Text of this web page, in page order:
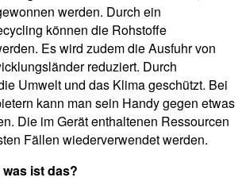
werden. Durch ein
können die Rohstoffe
Es wird zudem die Ausfuhr von
reduziert. Durch
Umwelt und das Klima geschützt. Bei
kann man sein Handy gegen etwas
Die im Gerät enthaltenen Ressourcen
Fällen wiederverwendet werden.
ist das?